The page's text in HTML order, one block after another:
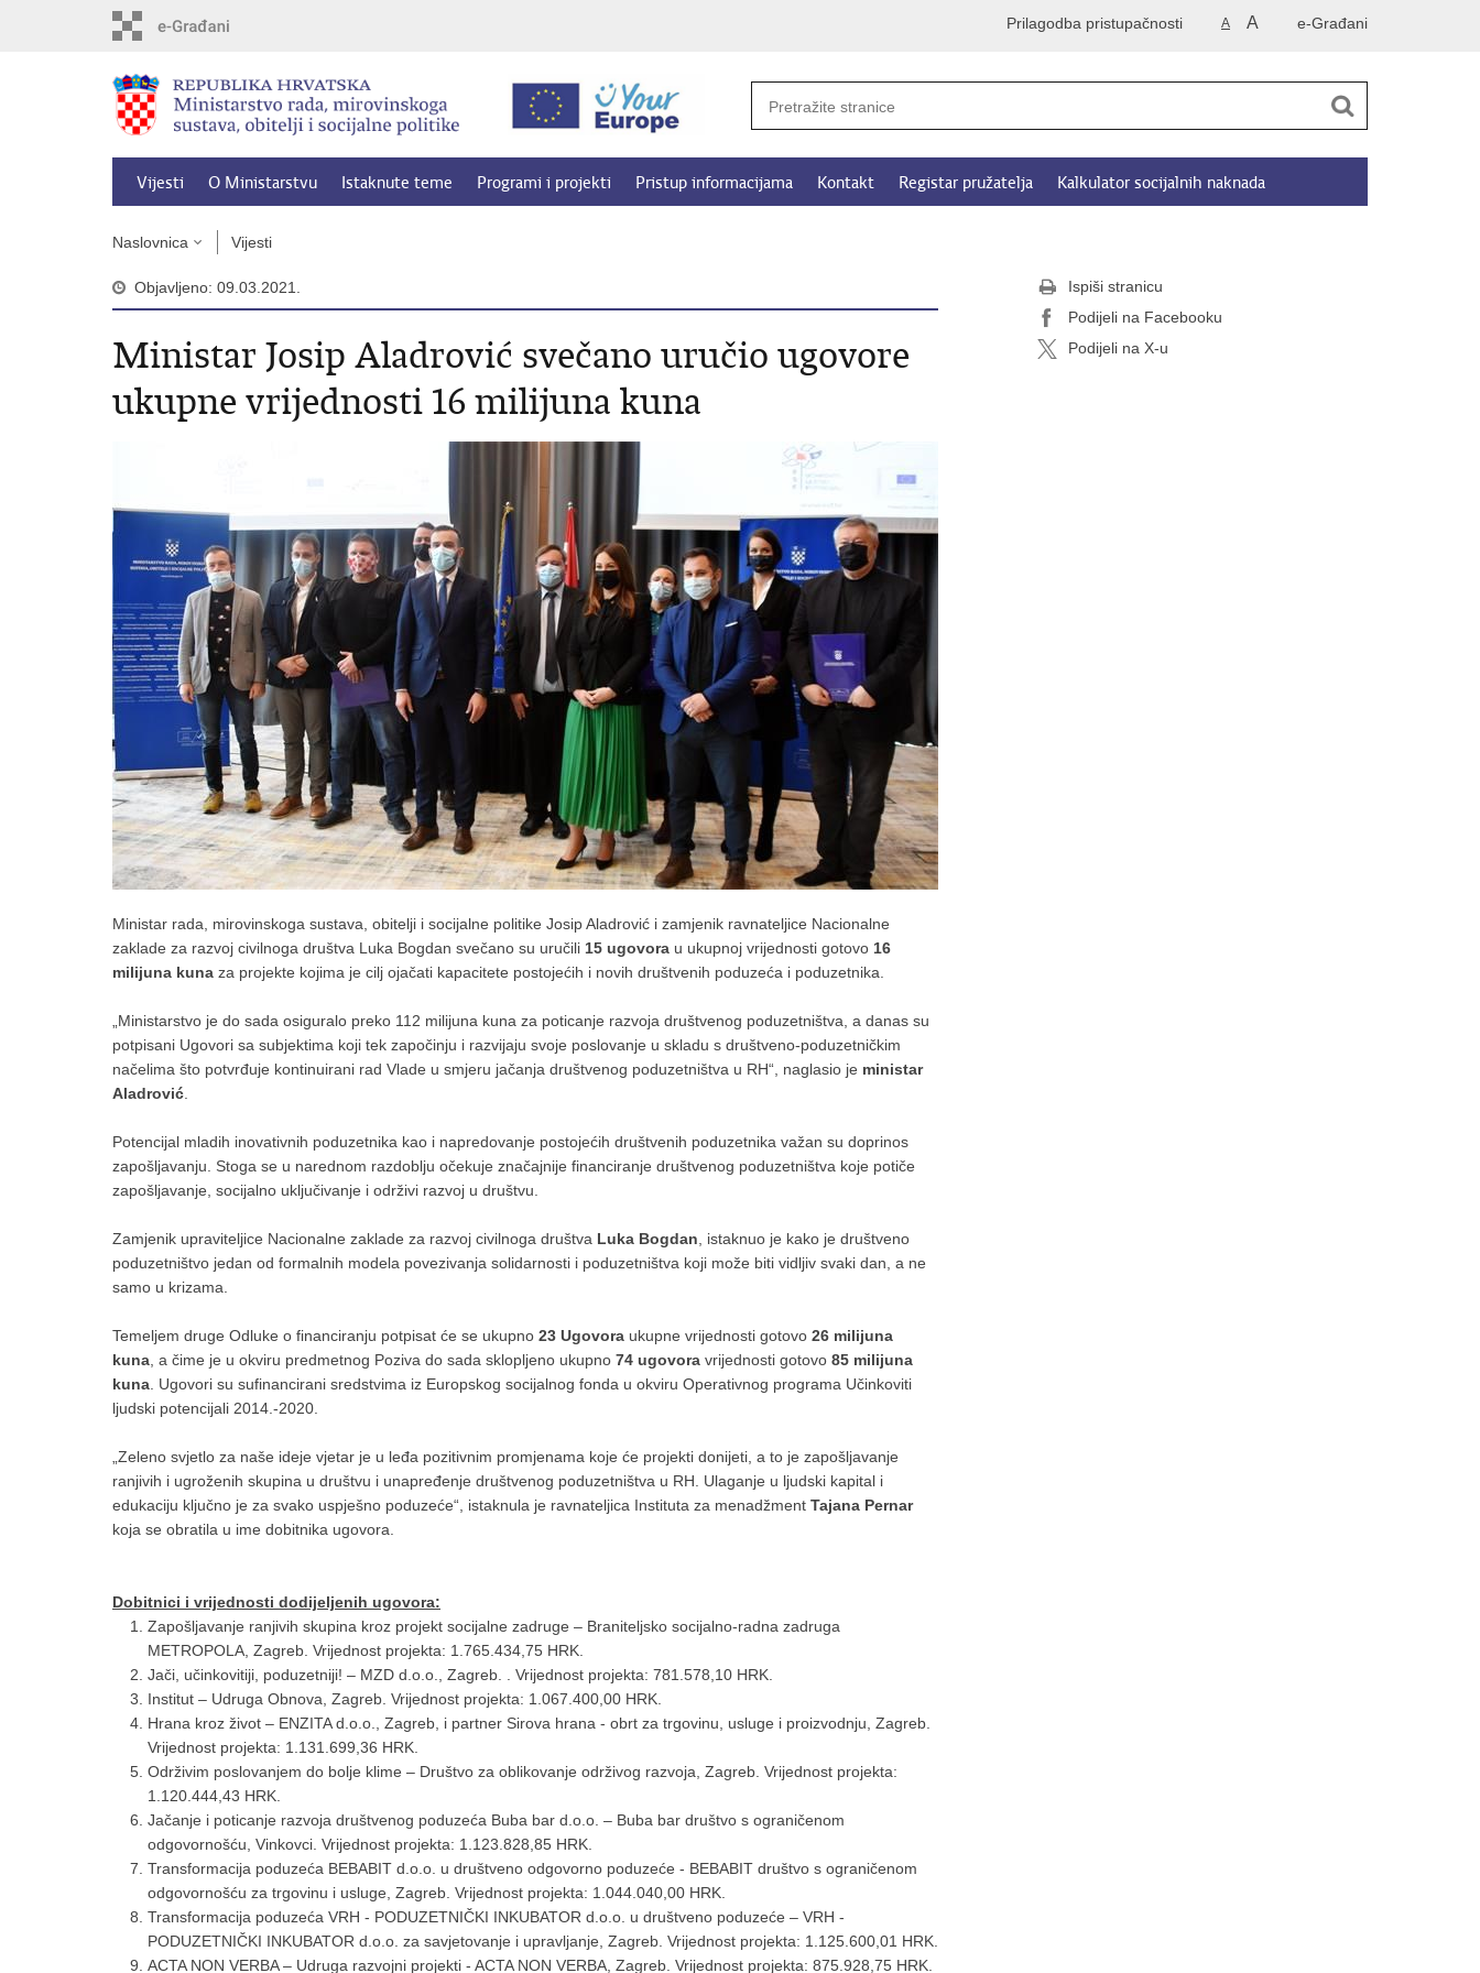
e-Građani
A A
Prilagodba pristupačnosti
Vijesti O Ministarstvu Istaknute teme Programi i projekti Pristup informacijama Kontakt Registar pružatelja Kalkulator socijalnih naknada
Naslovnica Vijesti
Objavljeno: 09.03.2021.
Ministar Josip Aladrović svečano uručio ugovore
ukupne vrijednosti 16 milijuna kuna
Ministar rada, mirovinskoga sustava, obitelji i socijalne politike Josip Aladrović i zamjenik ravnateljice Nacionalne
zaklade za razvoj civilnoga društva Luka Bogdan svečano su uručili 15 ugovora u ukupnoj vrijednosti gotovo 16
milijuna kuna za projekte kojima je cilj ojačati kapacitete postojećih i novih društvenih poduzeća i poduzetnika.
„Ministarstvo je do sada osiguralo preko 112 milijuna kuna za poticanje razvoja društvenog poduzetništva, a danas su
potpisani Ugovori sa subjektima koji tek započinju i razvijaju svoje poslovanje u skladu s društveno-poduzetničkim
načelima što potvrđuje kontinuirani rad Vlade u smjeru jačanja društvenog poduzetništva u RH“, naglasio je ministar
Aladrović
Potencijal mladih inovativnih poduzetnika kao i napredovanje postojećih društvenih poduzetnika važan su doprinos
zapošljavanju. Stoga se u narednom razdoblju očekuje značajnije financiranje društvenog poduzetništva koje potiče
zapošljavanje, socijalno uključivanje i održivi razvoj u društvu.
Zamjenik upraviteljice Nacionalne zaklade za razvoj civilnoga društva Luka Bogdan , istaknuo je kako je društveno
poduzetništvo jedan od formalnih modela povezivanja solidarnosti i poduzetništva koji može biti vidljiv svaki dan, a ne
samo u krizama.
Temeljem druge Odluke o financiranju potpisat će se ukupno 23 Ugovora ukupne vrijednosti gotovo 26 milijuna
kuna , a čime je u okviru predmetnog Poziva do sada sklopljeno ukupno 74 ugovora vrijednosti gotovo 85 milijuna
kuna . Ugovori su sufinancirani sredstvima iz Europskog socijalnog fonda u okviru Operativnog programa Učinkoviti
ljudski potencijali 2014.-2020.
„Zeleno svjetlo za naše ideje vjetar je u leđa pozitivnim promjenama koje će projekti donijeti, a to je zapošljavanje
ranjivih i ugroženih skupina u društvu i unapređenje društvenog poduzetništva u RH. Ulaganje u ljudski kapital i
edukaciju ključno je za svako uspješno poduzeće“, istaknula je ravnateljica Instituta za menadžment Tajana Pernar
koja se obratila u ime dobitnika ugovora.
Dobitnici i vrijednosti dodijeljenih ugovora:
Zapošljavanje ranjivih skupina kroz projekt socijalne zadruge – Braniteljsko socijalno-radna zadruga
METROPOLA, Zagreb. Vrijednost projekta: 1.765.434,75 HRK.
Jači, učinkovitiji, poduzetniji! – MZD d.o.o., Zagreb. . Vrijednost projekta: 781.578,10 HRK.
Institut – Udruga Obnova, Zagreb. Vrijednost projekta: 1.067.400,00 HRK.
Hrana kroz život – ENZITA d.o.o., Zagreb, i partner Sirova hrana - obrt za trgovinu, usluge i proizvodnju, Zagreb.
Vrijednost projekta: 1.131.699,36 HRK.
Održivim poslovanjem do bolje klime – Društvo za oblikovanje održivog razvoja, Zagreb. Vrijednost projekta:
1.120.444,43 HRK.
Jačanje i poticanje razvoja društvenog poduzeća Buba bar d.o.o. – Buba bar društvo s ograničenom
odgovornošću, Vinkovci. Vrijednost projekta: 1.123.828,85 HRK.
Transformacija poduzeća BEBABIT d.o.o. u društveno odgovorno poduzeće - BEBABIT društvo s ograničenom
odgovornošću za trgovinu i usluge, Zagreb. Vrijednost projekta: 1.044.040,00 HRK.
Transformacija poduzeća VRH - PODUZETNIČKI INKUBATOR d.o.o. u društveno poduzeće – VRH -
PODUZETNIČKI INKUBATOR d.o.o. za savjetovanje i upravljanje, Zagreb. Vrijednost projekta: 1.125.600,01 HRK.
ACTA NON VERBA – Udruga razvojni projekti - ACTA NON VERBA, Zagreb. Vrijednost projekta: 875.928,75 HRK.
Ispiši stranicu
Podijeli na Facebooku
Podijeli na X-u